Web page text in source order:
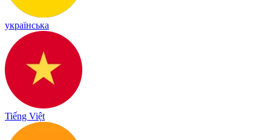
українська
Tiếng Việt